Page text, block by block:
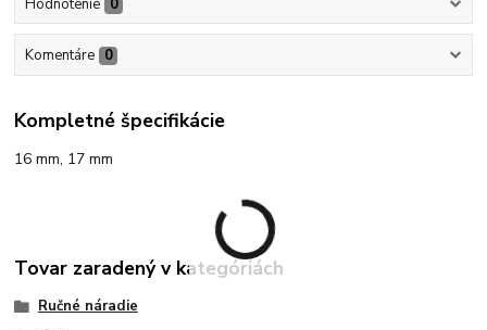
Hodnotenie 0
Komentáre 0
Kompletné špecifikácie
16 mm, 17 mm
Tovar zaradený v kategóriách
Ručné náradie